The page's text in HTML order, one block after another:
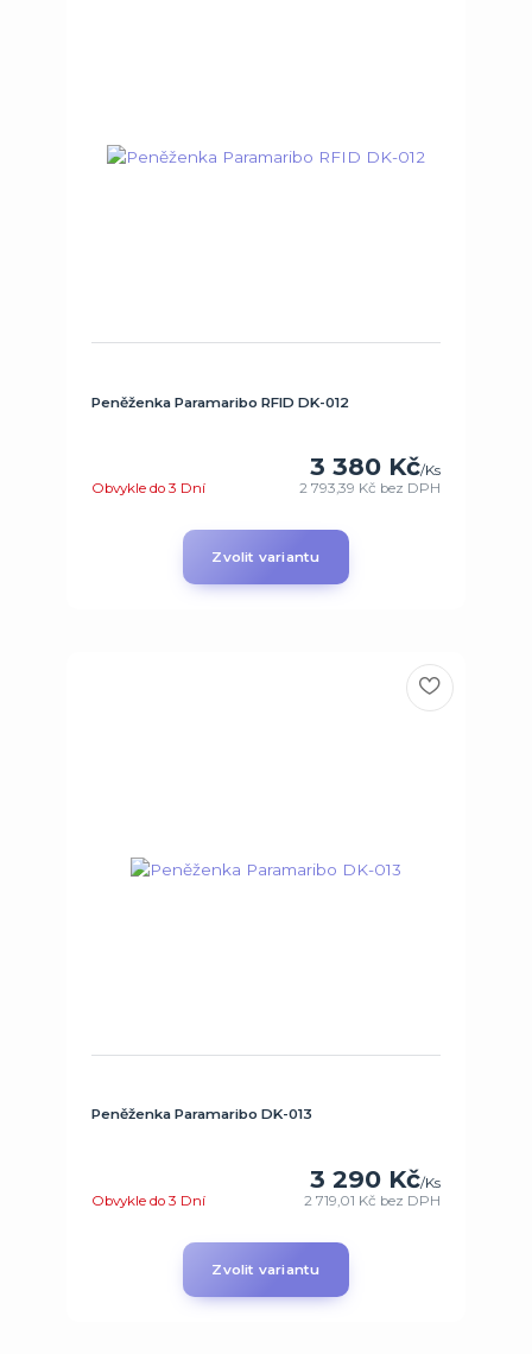
Peněženka Paramaribo RFID DK-012
3 380 Kč/Ks
2 793,39 Kč bez DPH
Obvykle do 3 Dní
Zvolit variantu
Peněženka Paramaribo DK-013
3 290 Kč/Ks
2 719,01 Kč bez DPH
Obvykle do 3 Dní
Zvolit variantu